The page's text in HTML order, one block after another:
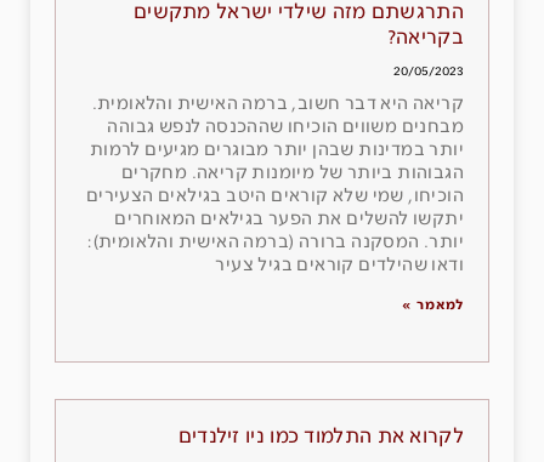
התרגשתם מזה שילדי ישראל מתקשים
בקריאה?
20/05/2023
קריאה היא דבר חשוב, ברמה האישית והלאומית.
מבחנים משווים הוכיחו שההכנסה לנפש גבוהה
יותר במדינות שבהן יותר מבוגרים מגיעים לרמות
הגבוהות ביותר של מיומנות קריאה. מחקרים
הוכיחו, שמי שלא קוראים היטב בגילאים הצעירים
יתקשו להשלים את הפער בגילאים המאוחרים
יותר. המסקנה ברורה (ברמה האישית והלאומית):
ודאו שהילדים קוראים בגיל צעיר
למאמר »
לקרוא את התלמוד כמו ניו זילנדים